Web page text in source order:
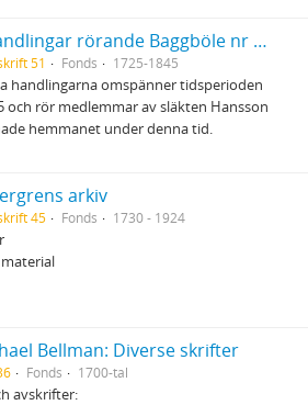
Gårdshandlingar rörande Baggböle nr 1 i Umeå socken
51 Fonds 1725-1845
handlingarna omspänner tidsperioden
och rör medlemmar av släkten Hansson
hemmanet under denna tid.
arkiv
45 Fonds 1730 - 1924
Bellman: Diverse skrifter
Fonds 1700-tal
avskrifter: